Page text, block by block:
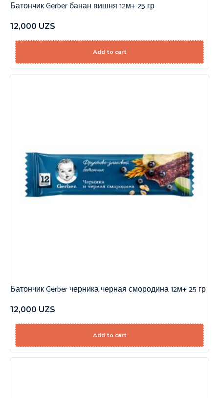
Батончик Gerber банан вишня 12м+ 25 гр
12,000 UZS
Add to cart
Батончик Gerber черника черная смородина 12м+ 25 гр
12,000 UZS
Add to cart